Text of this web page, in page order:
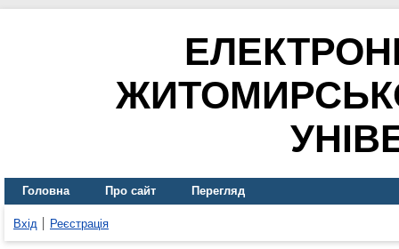
Головна Про сайт Перегляд
Вхід Реєстрація